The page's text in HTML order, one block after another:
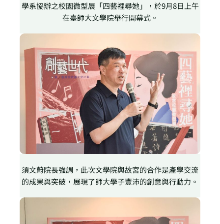
學系協辦之校園微型展「四藝裡尋她」，於9月8日上午
在臺師大文學院舉行開幕式。
須文蔚院長強調，此次文學院與故宮的合作是產學交流
的成果與突破，展現了師大學子豐沛的創意與行動力。